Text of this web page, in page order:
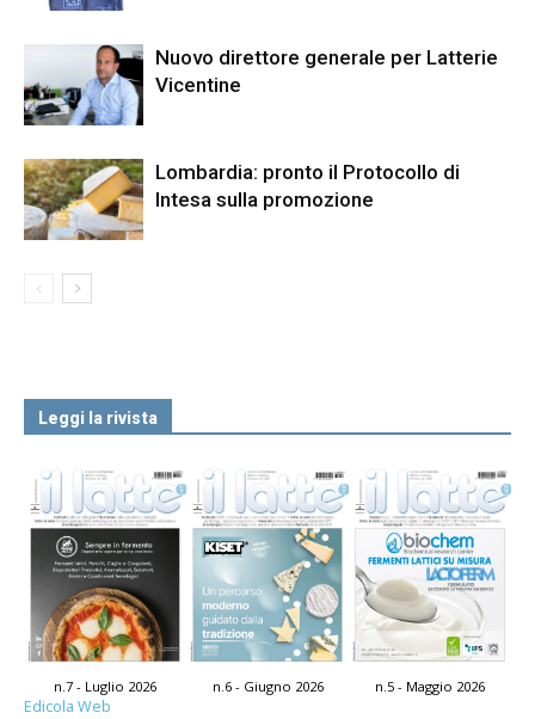
Nuovo direttore generale per Latterie
Vicentine
Lombardia: pronto il Protocollo di
Intesa sulla promozione
Leggi la rivista
n.7 - Luglio 2026 n.6 - Giugno 2026 n.5 - Maggio 2026
Edicola Web